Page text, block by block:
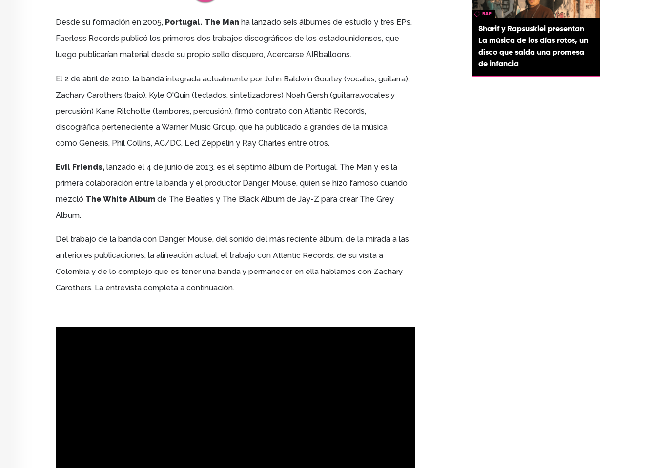
Desde su formación en 2005, Portugal. The Man ha lanzado seis álbumes de estudio y tres EPs.
Faerless Records publicó los primeros dos trabajos discográficos de los estadounidenses, que
luego publicarían material desde su propio sello disquero, Acercarse AIRballoons.
El 2 de abril de 2010, la banda integrada actualmente por John Baldwin Gourley (vocales, guitarra),
Zachary Carothers (bajo), Kyle O'Quin (teclados, sintetizadores) Noah Gersh (guitarra,vocales y
percusión) Kane Ritchotte (tambores, percusión), firmó contrato con Atlantic Records,
discográfica perteneciente a Warner Music Group, que ha publicado a grandes de la música
como Genesis, Phil Collins, AC/DC, Led Zeppelin y Ray Charles entre otros.
Evil Friends, lanzado el 4 de junio de 2013, es el séptimo álbum de Portugal. The Man y es la
primera colaboración entre la banda y el productor Danger Mouse, quien se hizo famoso cuando
mezcló The White Album de The Beatles y The Black Album de Jay-Z para crear The Grey
Album.
Del trabajo de la banda con Danger Mouse, del sonido del más reciente álbum, de la mirada a las
anteriores publicaciones, la alineación actual, el trabajo con Atlantic Records, de su visita a
Colombia y de lo complejo que es tener una banda y permanecer en ella hablamos con Zachary
Carothers. La entrevista completa a continuación.
RAP
Sharif y Rapsusklei presentan
La música de los días rotos, un
disco que salda una promesa
de infancia